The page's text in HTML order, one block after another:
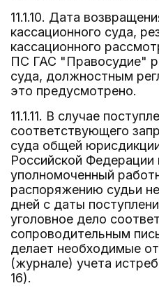
11.1.10. Дата
кассационного суда,
кассационного
ПС ГАС "Правосудие"
суда, должностным
это предусмотрено.
11.1.11. В случае
соответствующего
суда общей
Российской Федерации
уполномоченный
распоряжению судьи
дней с даты
уголовное дело
сопроводительным
делает необходимые
(журнале) учета
16).